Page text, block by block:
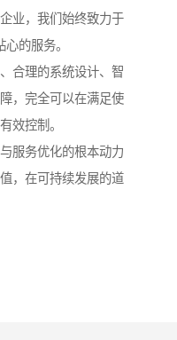
业，我们始终致力于
的服务。
合理的系统设计、智
，完全可以在满足使
效控制。
服务优化的根本动力
，在可持续发展的道